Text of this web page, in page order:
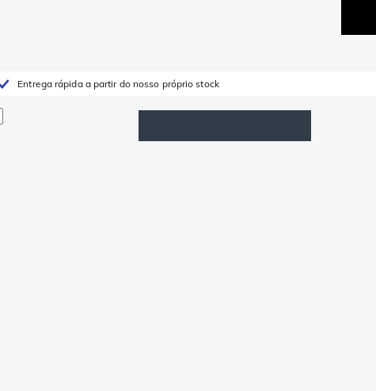
Entrega rápida a partir do nosso próprio stock